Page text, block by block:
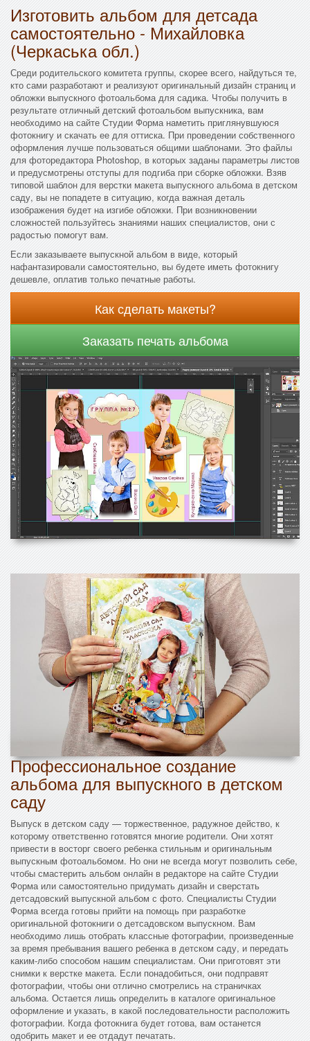
Изготовить альбом для детсада
самостоятельно - Михайловка
(Черкаська обл.)
Среди родительского комитета группы, скорее всего, найдуться те,
кто сами разработают и реализуют оригинальный дизайн страниц и
обложки выпускного фотоальбома для садика. Чтобы получить в
результате отличный детский фотоальбом выпускника, вам
необходимо на сайте Студии Форма наметить приглянувшуюся
фотокнигу и скачать ее для оттиска. При проведении собственного
оформления лучше пользоваться общими шаблонами. Это файлы
для фоторедактора Photoshop, в которых заданы параметры листов
и предусмотрены отступы для подгиба при сборке обложки. Взяв
типовой шаблон для верстки макета выпускного альбома в детском
саду, вы не попадете в ситуацию, когда важная деталь
изображения будет на изгибе обложки. При возникновении
сложностей пользуйтесь знаниями наших специалистов, они с
радостью помогут вам.
Если заказываете выпускной альбом в виде, который
нафантазировали самостоятельно, вы будете иметь фотокнигу
дешевле, оплатив только печатные работы.
Как сделать макеты?
Заказать печать альбома
Профессиональное создание
альбома для выпускного в детском
саду
Выпуск в детском саду — торжественное, радужное действо, к
которому ответственно готовятся многие родители. Они хотят
привести в восторг своего ребенка стильным и оригинальным
выпускным фотоальбомом. Но они не всегда могут позволить себе,
чтобы смастерить альбом онлайн в редакторе на сайте Студии
Форма или самостоятельно придумать дизайн и сверстать
детсадовский выпускной альбом с фото. Специалисты Студии
Форма всегда готовы прийти на помощь при разработке
оригинальной фотокниги о детсадовском выпускном. Вам
необходимо лишь отобрать классные фотографии, произведенные
за время пребывания вашего ребенка в детском саду, и передать
каким-либо способом нашим специалистам. Они приготовят эти
снимки к верстке макета. Если понадобиться, они подправят
фотографии, чтобы они отлично смотрелись на страничках
альбома. Остается лишь определить в каталоге оригинальное
оформление и указать, в какой последовательности расположить
фотографии. Когда фотокнига будет готова, вам останется
одобрить макет и ее отдадут печатать.